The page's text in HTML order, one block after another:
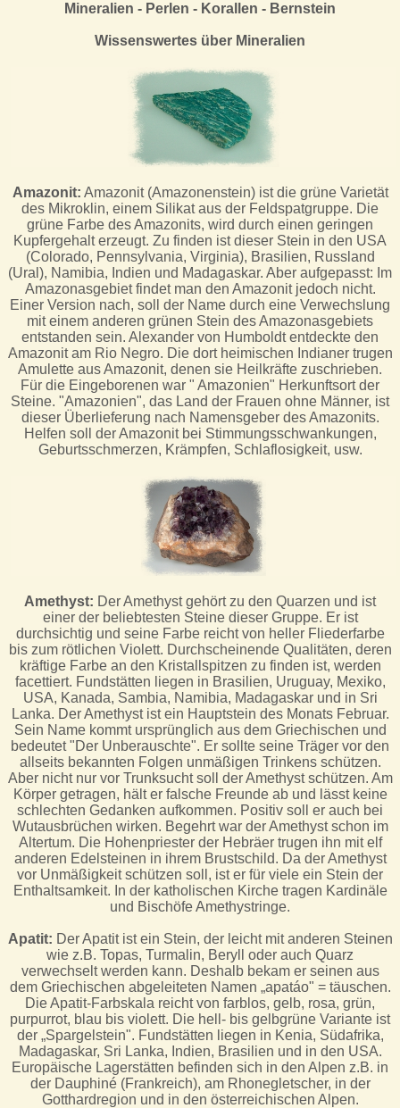
Mineralien - Perlen - Korallen - Bernstein
Wissenswertes über Mineralien
Amazonit: Amazonit (Amazonenstein) ist die grüne Varietät
des Mikroklin, einem Silikat aus der Feldspatgruppe. Die
grüne Farbe des Amazonits, wird durch einen geringen
Kupfergehalt erzeugt. Zu finden ist dieser Stein in den USA
(Colorado, Pennsylvania, Virginia), Brasilien, Russland
(Ural), Namibia, Indien und Madagaskar. Aber aufgepasst: Im
Amazonasgebiet findet man den Amazonit jedoch nicht.
Einer Version nach, soll der Name durch eine Verwechslung
mit einem anderen grünen Stein des Amazonasgebiets
entstanden sein. Alexander von Humboldt entdeckte den
Amazonit am Rio Negro. Die dort heimischen Indianer trugen
Amulette aus Amazonit, denen sie Heilkräfte zuschrieben.
Für die Eingeborenen war " Amazonien" Herkunftsort der
Steine. "Amazonien", das Land der Frauen ohne Männer, ist
dieser Überlieferung nach Namensgeber des Amazonits.
Helfen soll der Amazonit bei Stimmungsschwankungen,
Geburtsschmerzen, Krämpfen, Schlaflosigkeit, usw.
Amethyst: Der Amethyst gehört zu den Quarzen und ist
einer der beliebtesten Steine dieser Gruppe. Er ist
durchsichtig und seine Farbe reicht von heller Fliederfarbe
bis zum rötlichen Violett. Durchscheinende Qualitäten, deren
kräftige Farbe an den Kristallspitzen zu finden ist, werden
facettiert. Fundstätten liegen in Brasilien, Uruguay, Mexiko,
USA, Kanada, Sambia, Namibia, Madagaskar und in Sri
Lanka. Der Amethyst ist ein Hauptstein des Monats Februar.
Sein Name kommt ursprünglich aus dem Griechischen und
bedeutet "Der Unberauschte". Er sollte seine Träger vor den
allseits bekannten Folgen unmäßigen Trinkens schützen.
Aber nicht nur vor Trunksucht soll der Amethyst schützen. Am
Körper getragen, hält er falsche Freunde ab und lässt keine
schlechten Gedanken aufkommen. Positiv soll er auch bei
Wutausbrüchen wirken. Begehrt war der Amethyst schon im
Altertum. Die Hohenpriester der Hebräer trugen ihn mit elf
anderen Edelsteinen in ihrem Brustschild. Da der Amethyst
vor Unmäßigkeit schützen soll, ist er für viele ein Stein der
Enthaltsamkeit. In der katholischen Kirche tragen Kardinäle
und Bischöfe Amethystringe.
Apatit: Der Apatit ist ein Stein, der leicht mit anderen Steinen
wie z.B. Topas, Turmalin, Beryll oder auch Quarz
verwechselt werden kann. Deshalb bekam er seinen aus
dem Griechischen abgeleiteten Namen „apatáo" = täuschen.
Die Apatit-Farbskala reicht von farblos, gelb, rosa, grün,
purpurrot, blau bis violett. Die hell- bis gelbgrüne Variante ist
der „Spargelstein". Fundstätten liegen in Kenia, Südafrika,
Madagaskar, Sri Lanka, Indien, Brasilien und in den USA.
Europäische Lagerstätten befinden sich in den Alpen z.B. in
der Dauphiné (Frankreich), am Rhonegletscher, in der
Gotthardregion und in den österreichischen Alpen.